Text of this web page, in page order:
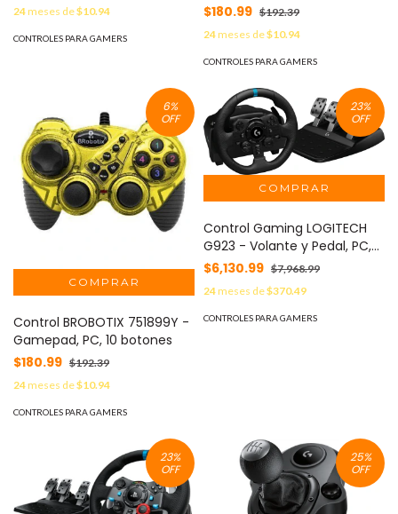
Alámbrico
24meses de$10.94
CONTROLES PARA GAMERS
$180.99 $192.39
24meses de$10.94
CONTROLES PARA GAMERS
6%
OFF
Control BROBOTIX 751899Y -
Gamepad, PC, 10 botones
$180.99 $192.39
24meses de$10.94
CONTROLES PARA GAMERS
23%
OFF
Control Gaming LOGITECH
G923 - Volante y Pedal, PC,
PlayStation, Alámbrico, Negro
$6,130.99 $7,968.99
24meses de$370.49
CONTROLES PARA GAMERS
23%
OFF
25%
OFF